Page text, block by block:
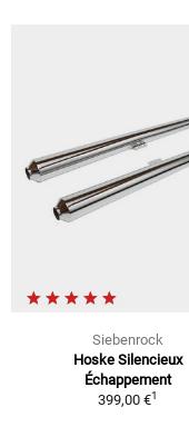
Siebenrock
Hoske Silencieux
Échappement
399,00 €1